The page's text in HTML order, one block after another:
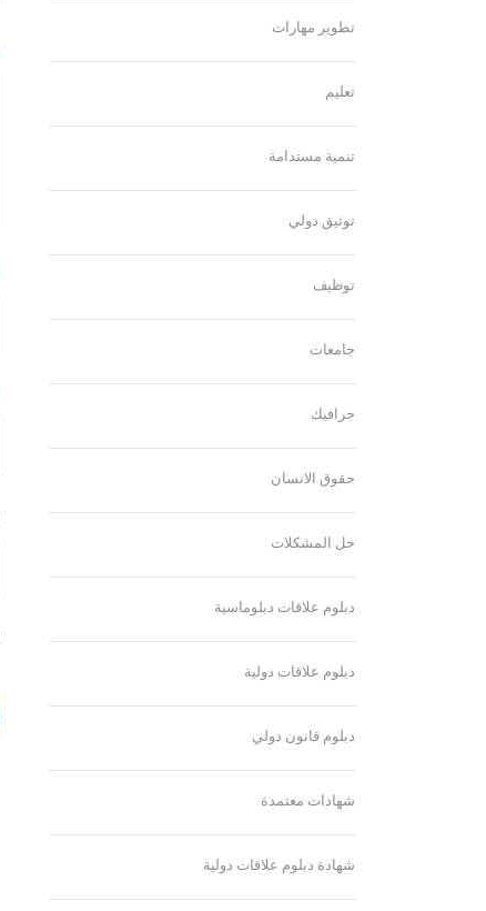
تطوير مهارات
تعليم
تنمية مستدامة
توثيق دولي
توظيف
جامعات
جرافيك
حقوق الانسان
حل المشكلات
دبلوم علاقات دبلوماسية
دبلوم علاقات دولية
دبلوم قانون دولي
شهادات معتمدة
شهادة دبلوم علاقات دولية